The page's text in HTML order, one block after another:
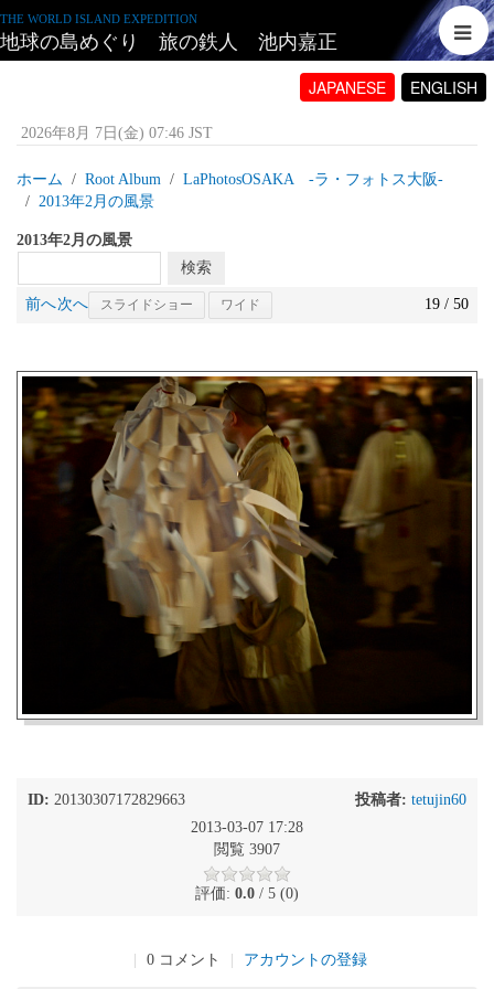
THE WORLD ISLAND EXPEDITION
地球の島めぐり 旅の鉄人 池内嘉正
JAPANESE ENGLISH
2026年8月 7日(金) 07:46 JST
ホーム Root Album
LaPhotosOSAKA -ラ・フォトス大阪‐
2013年2月の風景
2013年2月の風景
前へ次へ スライドショー ワイド 19 / 50
ID: 20130307172829663 投稿者: tetujin60
2013-03-07 17:28
閲覧 3907
評価: 0.0 / 5 (0)
0 コメント アカウントの登録